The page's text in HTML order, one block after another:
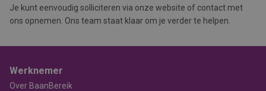
Je kunt eenvoudig solliciteren via onze website of contact met
ons opnemen. Ons team staat klaar om je verder te helpen.
Werknemer
Over BaanBereik